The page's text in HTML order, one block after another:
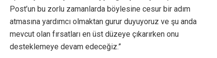
Post’un bu zorlu zamanlarda böylesine cesur bir adım
atmasına yardımcı olmaktan gurur duyuyoruz ve şu anda
mevcut olan fırsatları en üst düzeye çıkarırken onu
desteklemeye devam edeceğiz.”